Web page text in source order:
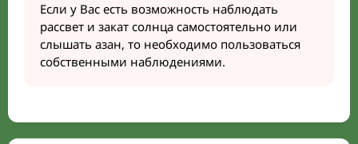
Если у Вас есть возможность наблюдать
рассвет и закат солнца самостоятельно или
слышать азан, то необходимо пользоваться
собственными наблюдениями.